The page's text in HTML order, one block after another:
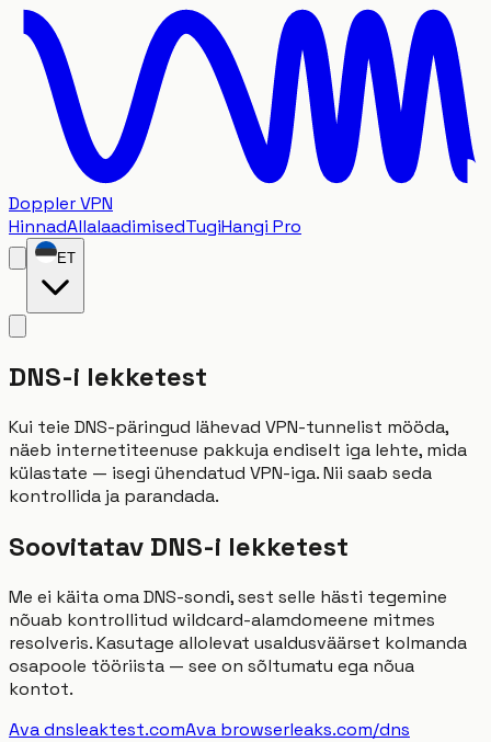
Doppler VPN
HinnadAllalaadimisedTugiHangi Pro
ET
DNS-i lekketest
Kui teie DNS-päringud lähevad VPN-tunnelist mööda,
näeb internetiteenuse pakkuja endiselt iga lehte, mida
külastate — isegi ühendatud VPN-iga. Nii saab seda
kontrollida ja parandada.
Soovitatav DNS-i lekketest
Me ei käita oma DNS-sondi, sest selle hästi tegemine
nõuab kontrollitud wildcard-alamdomeene mitmes
resolveris. Kasutage allolevat usaldusväärset kolmanda
osapoole tööriista — see on sõltumatu ega nõua
kontot.
Ava dnsleaktest.comAva browserleaks.com/dns